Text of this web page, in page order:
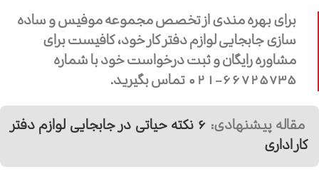
برای بهره مندی از تخصص مجموعه موفیس و ساده
سازی جابجایی لوازم دفتر کار خود، کافیست برای
مشاوره رایگان و ثبت درخواست خود با شماره
66725735-021 تماس بگیرید.
مقاله پیشنهادی:
6 نکته حیاتی در جابجایی لوازم دفتر
کار اداری